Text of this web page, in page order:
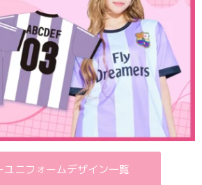
ユニフォームデザイン一覧